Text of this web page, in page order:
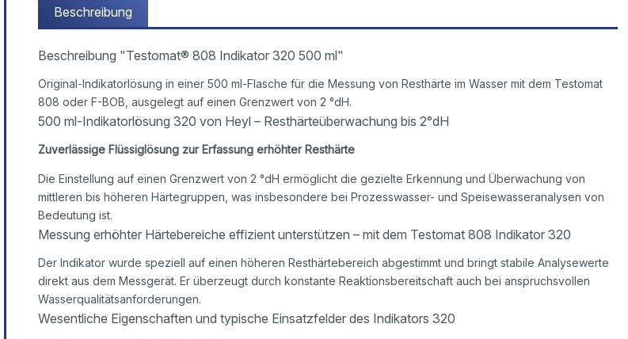
Beschreibung
Beschreibung "Testomat® 808 Indikator 320 500 ml"
Original-Indikatorlösung in einer 500 ml-Flasche für die Messung von Resthärte im Wasser mit dem Testomat
808 oder F-BOB, ausgelegt auf einen Grenzwert von 2 °dH.
500 ml-Indikatorlösung 320 von Heyl – Resthärteüberwachung bis 2°dH
Zuverlässige Flüssiglösung zur Erfassung erhöhter Resthärte
Die Einstellung auf einen Grenzwert von 2 °dH ermöglicht die gezielte Erkennung und Überwachung von
mittleren bis höheren Härtegruppen, was insbesondere bei Prozesswasser- und Speisewasseranalysen von
Bedeutung ist.
Messung erhöhter Härtebereiche effizient unterstützen – mit dem Testomat 808 Indikator 320
Der Indikator wurde speziell auf einen höheren Resthärtebereich abgestimmt und bringt stabile Analysewerte
direkt aus dem Messgerät. Er überzeugt durch konstante Reaktionsbereitschaft auch bei anspruchsvollen
Wasserqualitätsanforderungen.
Wesentliche Eigenschaften und typische Einsatzfelder des Indikators 320